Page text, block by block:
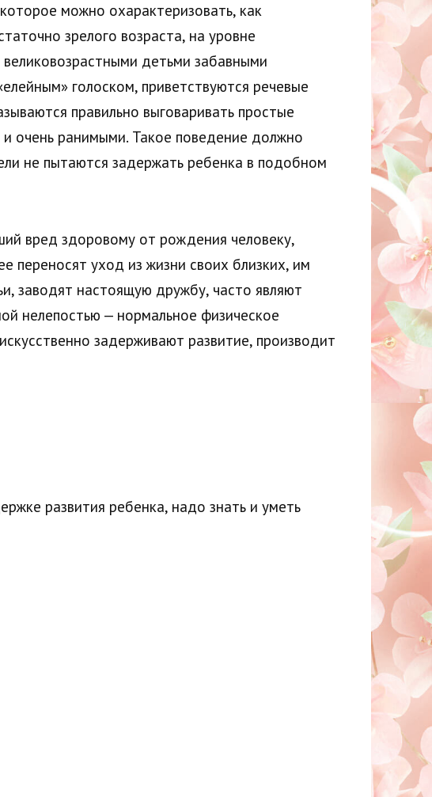
можно охарактеризовать, как
зрелого возраста, на уровне
детьми забавными
голоском, приветствуются речевые
правильно выговаривать простые
и очень ранимыми. Такое поведение должно
не пытаются задержать ребенка в подобном
вред здоровому от рождения человеку,
переносят уход из жизни своих близких, им
заводят настоящую дружбу, часто являют
нелепостью — нормальное физическое
задерживают развитие, производит
развития ребенка, надо знать и уметь